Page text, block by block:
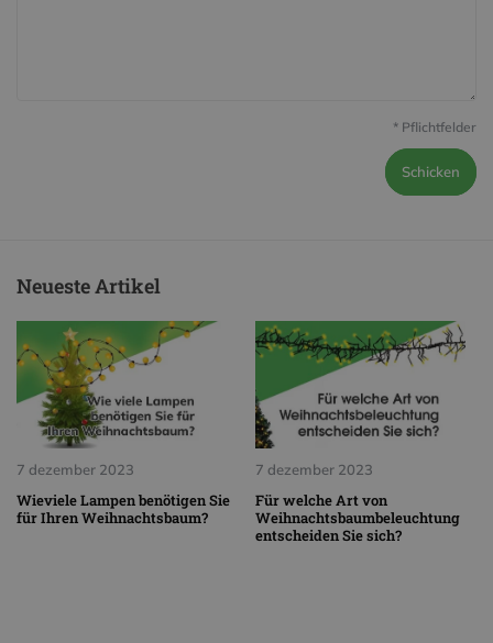
* Pflichtfelder
Schicken
Neueste Artikel
7 dezember 2023
Wieviele Lampen benötigen Sie
für Ihren Weihnachtsbaum?
7 dezember 2023
Für welche Art von
Weihnachtsbaumbeleuchtung
entscheiden Sie sich?